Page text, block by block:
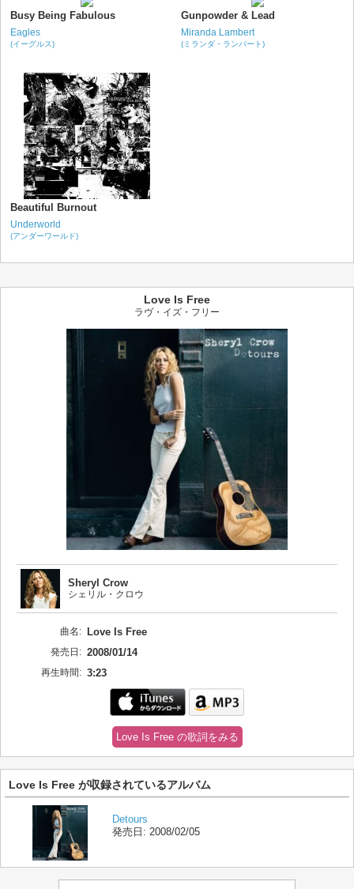
Busy Being Fabulous
Eagles
(イーグルス)
Gunpowder & Lead
Miranda Lambert
(ミランダ・ランバート)
Beautiful Burnout
Underworld
(アンダーワールド)
Love Is Free
ラヴ・イズ・フリー
Sheryl Crow
シェリル・クロウ
曲名: Love Is Free
発売日: 2008/01/14
再生時間: 3:23
Love Is Free の歌詞をみる
Love Is Free が収録されているアルバム
Detours
発売日: 2008/02/05